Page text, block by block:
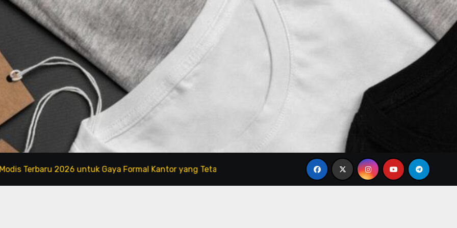
2026 untuk Gaya Formal Kantor yang Tetap Fashionable Tren Brand Baju Modis Terbaru 2026 yang Paling